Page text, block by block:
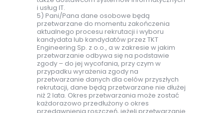
i usług IT.
5) Pani/Pana dane osobowe będą
przetwarzane do momentu zakończenia
aktualnego procesu rekrutacji i wyboru
kandydata lub kandydatów przez TKT
Engineering Sp. z o.o., a w zakresie w jakim
przetwarzanie odbywa się na podstawie
zgody – do jej wycofania, przy czym w
przypadku wyrażenia zgody na
przetwarzanie danych dla celów przyszłych
rekrutacji, dane będą przetwarzane nie dłużej
niż 2 lata. Okres przetwarzania może zostać
każdorazowo przedłużony o okres